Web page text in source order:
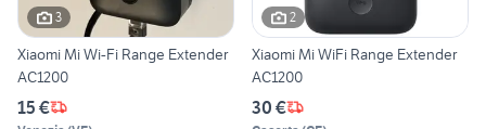
3
Xiaomi Mi Wi-Fi Range Extender
AC1200
15 €
2
Xiaomi Mi WiFi Range Extender
AC1200
30 €